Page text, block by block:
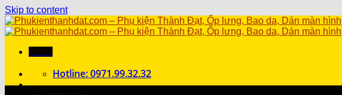
Skip to content
Hotline: 0971.99.32.32